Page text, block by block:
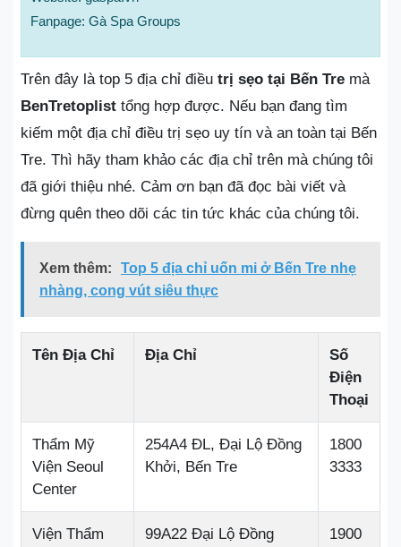
Fanpage: Gà Spa Groups
Trên đây là top 5 địa chỉ điều trị sẹo tại Bến Tre mà
BenTretoplist tổng hợp được. Nếu bạn đang tìm
kiếm một địa chỉ điều trị sẹo uy tín và an toàn tại Bến
Tre. Thì hãy tham khảo các địa chỉ trên mà chúng tôi
đã giới thiệu nhé. Cảm ơn bạn đã đọc bài viết và
đừng quên theo dõi các tin tức khác của chúng tôi.
Xem thêm:
Top 5 địa chỉ uốn mi ở Bến Tre nhẹ
nhàng, cong vút siêu thực
Tên Địa Chỉ Địa Chỉ
Số
Điện
Thoại
Thẩm Mỹ
Viện Seoul
Center
254A4 ĐL, Đại Lộ Đồng
Khởi, Bến Tre
1800
3333
Viện Thẩm
99A22 Đại Lộ Đồng
1900